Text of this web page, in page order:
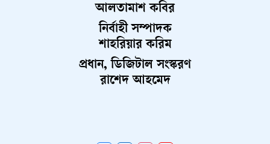
আলতামাশ কবির
নির্বাহী সম্পাদক
শাহরিয়ার করিম
প্রধান, ডিজিটাল সংস্করণ
রাশেদ আহমেদ